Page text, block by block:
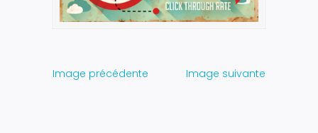
Image précédente Image suivante